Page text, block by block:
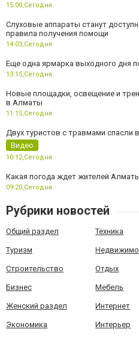
15:00,Сегодня
Слуховые аппараты станут
правила получения помощи
14:03,Сегодня
Еще одна ярмарка выходного дня
13:15,Сегодня
Новые площадки, освещение и
в Алматы
11:15,Сегодня
Двух туристов с травмами спасли
Видео
10:12,Сегодня
Какая погода ждет жителей
09:20,Сегодня
Рубрики новостей
Общий раздел Техника
Туризм
Строительство Отдых
Бизнес Мебель
Женский раздел Интернет
Экономика Интерьер